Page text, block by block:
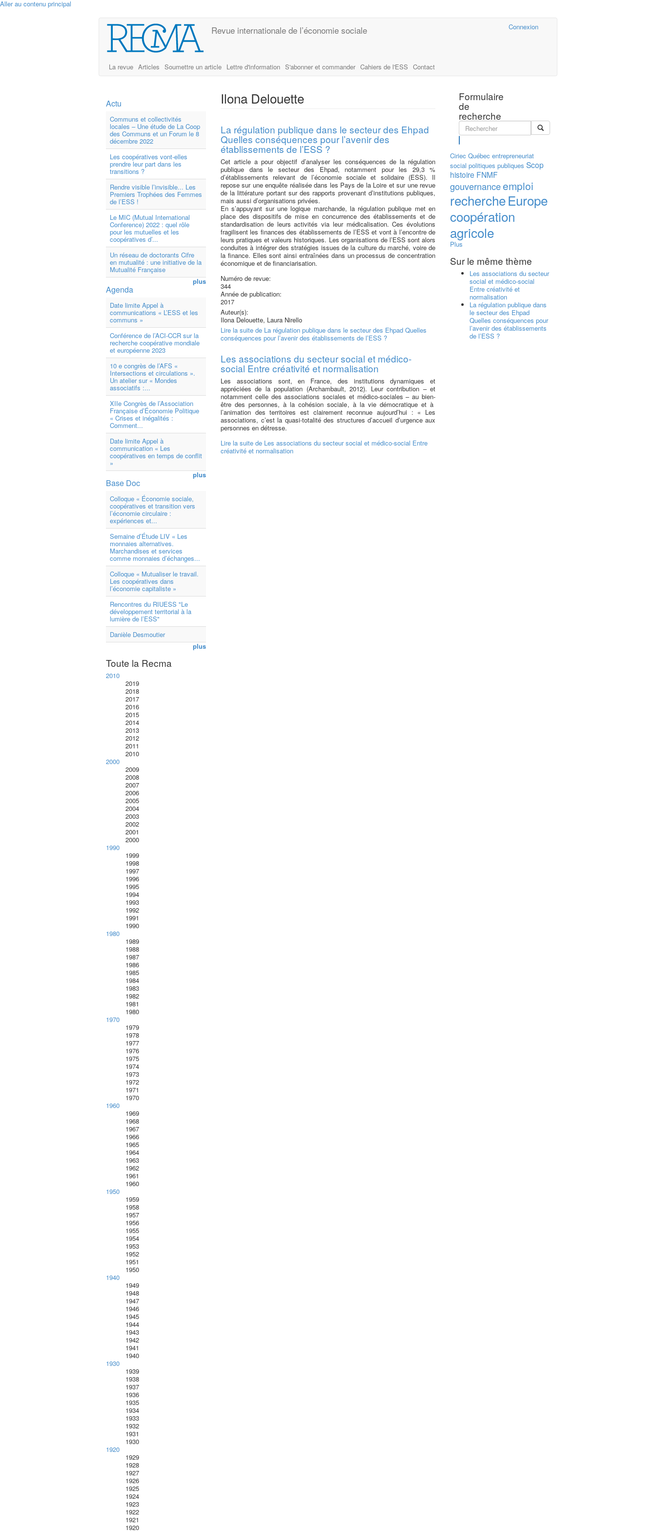
Aller au contenu principal
Connexion
Revue internationale de l’économie sociale
La revue Articles Soumettre un article Lettre d'information S'abonner et commander Cahiers de l'ESS Contact
Formulaire
de
recherche
Actu
Communs et collectivités
locales – Une étude de La Coop
des Communs et un Forum le 8
décembre 2022
Les coopératives vont-elles
prendre leur part dans les
transitions ?
Rendre visible l’invisible... Les
Premiers Trophées des Femmes
de l’ESS !
Le MIC (Mutual International
Conference) 2022 : quel rôle
pour les mutuelles et les
coopératives d’...
Un réseau de doctorants Cifre
en mutualité : une initiative de la
Mutualité Française
plus
Agenda
Date limite Appel à
communications « L’ESS et les
communs »
Conférence de l’ACI-CCR sur la
recherche coopérative mondiale
et européenne 2023
10 e congrès de l’AFS «
Intersections et circulations ».
Un atelier sur « Mondes
associatifs :...
XIIe Congrès de l’Association
Française d’Économie Politique
« Crises et inégalités :
Comment...
Date limite Appel à
communication « Les
coopératives en temps de conflit
»
plus
Base Doc
Colloque « Économie sociale,
coopératives et transition vers
l’économie circulaire :
expériences et...
Semaine d’Étude LIV « Les
monnaies alternatives.
Marchandises et services
comme monnaies d’échanges...
Colloque « Mutualiser le travail.
Les coopératives dans
l’économie capitaliste »
Rencontres du RIUESS "Le
développement territorial à la
lumière de l’ESS"
Danièle Desmoutier
plus
Toute la Recma
2010
2019
2018
2017
2016
2015
2014
2013
2012
2011
2010
2000
2009
2008
2007
2006
2005
2004
2003
2002
2001
2000
1990
1999
1998
1997
1996
1995
1994
1993
1992
1991
1990
1980
1989
1988
1987
1986
1985
1984
1983
1982
1981
1980
1970
1979
1978
1977
1976
1975
1974
1973
1972
1971
1970
1960
1969
1968
1967
1966
1965
1964
1963
1962
1961
1960
1950
1959
1958
1957
1956
1955
1954
1953
1952
1951
1950
1940
1949
1948
1947
1946
1945
1944
1943
1942
1941
1940
1930
1939
1938
1937
1936
1935
1934
1933
1932
1931
1930
1920
1929
1928
1927
1926
1925
1924
1923
1922
1921
1920
Ilona Delouette
La régulation publique dans le secteur des Ehpad
Quelles conséquences pour l’avenir des
établissements de l’ESS ?
Cet article a pour objectif d’analyser les conséquences de la régulation
publique dans le secteur des Ehpad, notamment pour les 29,3 %
d’établissements relevant de l’économie sociale et solidaire (ESS). Il
repose sur une enquête réalisée dans les Pays de la Loire et sur une revue
de la littérature portant sur des rapports provenant d’institutions publiques,
mais aussi d’organisations privées.
En s’appuyant sur une logique marchande, la régulation publique met en
place des dispositifs de mise en concurrence des établissements et de
standardisation de leurs activités via leur médicalisation. Ces évolutions
fragilisent les finances des établissements de l’ESS et vont à l’encontre de
leurs pratiques et valeurs historiques. Les organisations de l’ESS sont alors
conduites à intégrer des stratégies issues de la culture du marché, voire de
la finance. Elles sont ainsi entraînées dans un processus de concentration
économique et de financiarisation.
Numéro de revue:
344
Année de publication:
2017
Auteur(s):
Ilona Delouette, Laura Nirello
Lire la suite de La régulation publique dans le secteur des Ehpad Quelles
conséquences pour l’avenir des établissements de l’ESS ?
Les associations du secteur social et médico-
social Entre créativité et normalisation
Les associations sont, en France, des institutions dynamiques et
appréciées de la population (Archambault, 2012). Leur contribution – et
notamment celle des associations sociales et médico-sociales – au bien-
être des personnes, à la cohésion sociale, à la vie démocratique et à
l’animation des territoires est clairement reconnue aujourd’hui : « Les
associations, c’est la quasi-totalité des structures d’accueil d’urgence aux
personnes en détresse.
Lire la suite de Les associations du secteur social et médico-social Entre
créativité et normalisation
Ciriec Québec entrepreneuriat
social politiques publiques Scop
histoire FNMF
gouvernanceemploi
rechercheEurope
coopération
agricole
Plus
Sur le même thème
Les associations du secteur
social et médico-social
Entre créativité et
normalisation
La régulation publique dans
le secteur des Ehpad
Quelles conséquences pour
l’avenir des établissements
de l’ESS ?